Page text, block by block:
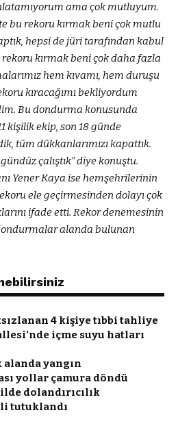
ama çok mutluyum.
bu rekoru kırmak beni çok mutlu
hepsi de jüri tarafından kabul
kırmak beni çok daha fazla
hem kıvamı, hem duruşu
kıracağımı bekliyordum
Bu dondurma konusunda
kişilik ekip, son 18 günde
tüm dükkanlarımızı kapattık.
çalıştık” diye konuştu.
Yener Kaya ise hemşehrilerinin
ele geçirmesinden dolayı çok
ifade etti. Rekor denemesinin
alanda bulunan
4 kişiye tıbbi tahliye
içme suyu hatları
yangın
yollar çamura döndü
dolandırıcılık
tutuklandı